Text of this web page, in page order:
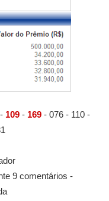
109- 169- 076 - 110 -
9 comentários -